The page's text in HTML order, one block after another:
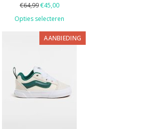
€64,99 Oorspronkelijke
was:
€45,00Huidige
is:
Opties selecteren
AANBIEDING
IN